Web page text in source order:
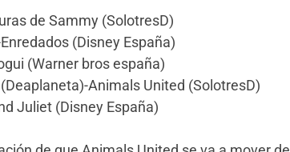
de Sammy (SolotresD)
(Disney España)
(Warner bros españa)
Animals United (SolotresD)
Juliet (Disney España)